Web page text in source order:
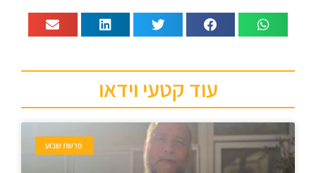
עוד קטעי וידאו
פרשת שבוע